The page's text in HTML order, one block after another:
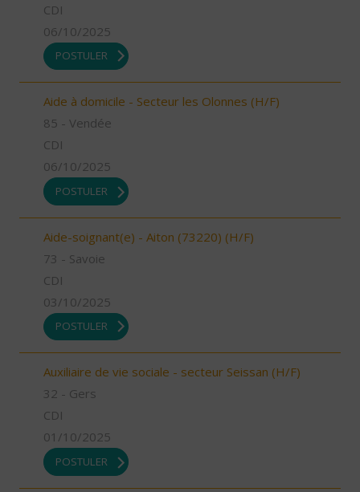
CDI
06/10/2025
POSTULER
Aide à domicile - Secteur les Olonnes (H/F)
85 - Vendée
CDI
06/10/2025
POSTULER
Aide-soignant(e) - Aiton (73220) (H/F)
73 - Savoie
CDI
03/10/2025
POSTULER
Auxiliaire de vie sociale - secteur Seissan (H/F)
32 - Gers
CDI
01/10/2025
POSTULER